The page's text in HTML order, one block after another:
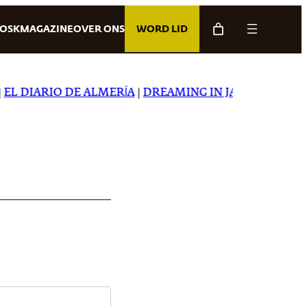
MAGAZINEOVER ONS WORD LID
DIARIO DE ALMERÍA|DREAMING IN JAPANESE